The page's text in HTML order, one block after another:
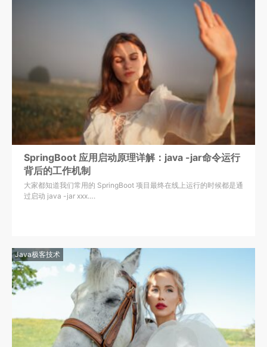
SpringBoot 应用启动原理详解：java -jar命令运行
背后的工作机制
大家都知道我们常用的 SpringBoot 项目最终在线上运行的时候都是通
过启动 java -jar xxx….
Java极客技术